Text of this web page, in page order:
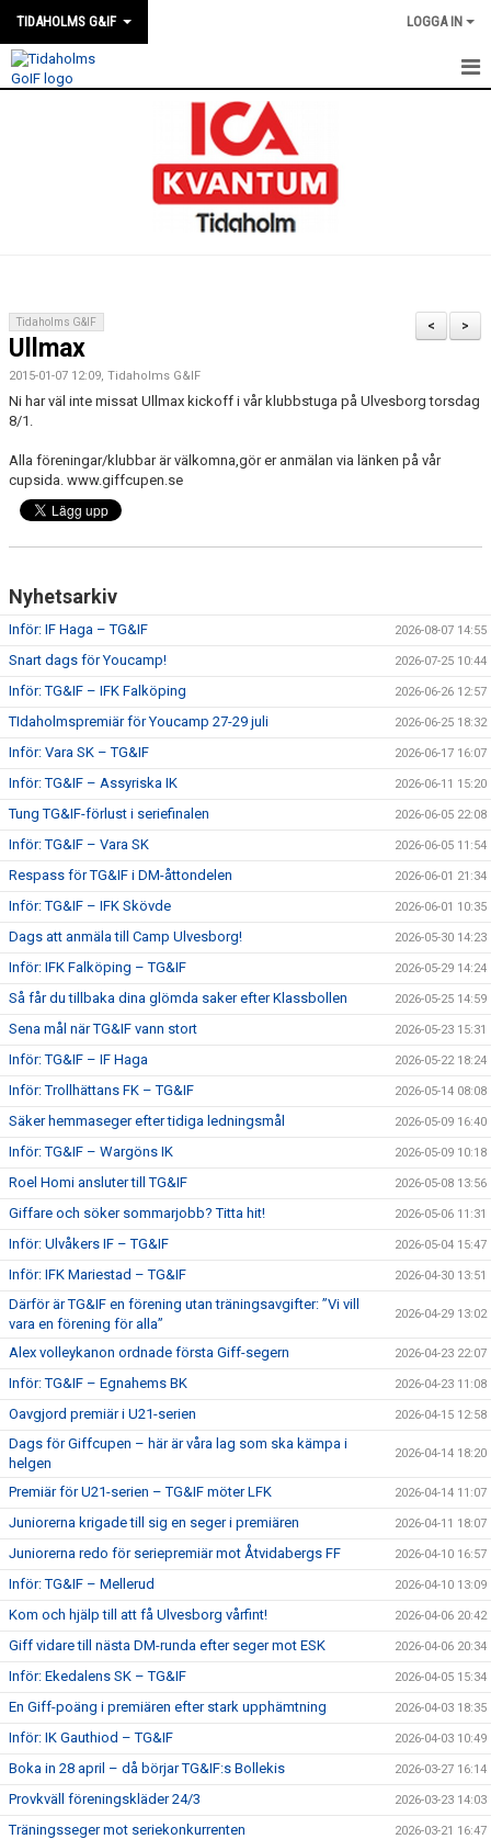
TIDAHOLMS G&IF LOGGA IN
FÖRENINGEN
SOUVENIRER
MATCHER
PLANSCHEMA
>
<
Tidaholms G&IF
Ullmax
2015-01-07 12:09, Tidaholms G&IF
Ni har väl inte missat Ullmax kickoff i vår klubbstuga på Ulvesborg torsdag
8/1.
Alla föreningar/klubbar är välkomna,gör er anmälan via länken på vår
cupsida. www.giffcupen.se
Nyhetsarkiv
Inför: IF Haga – TG&IF 2026-08-07 14:55
Snart dags för Youcamp! 2026-07-25 10:44
Inför: TG&IF – IFK Falköping 2026-06-26 12:57
TIdaholmspremiär för Youcamp 27-29 juli 2026-06-25 18:32
Inför: Vara SK – TG&IF 2026-06-17 16:07
Inför: TG&IF – Assyriska IK 2026-06-11 15:20
Tung TG&IF-förlust i seriefinalen 2026-06-05 22:08
Inför: TG&IF – Vara SK 2026-06-05 11:54
Respass för TG&IF i DM-åttondelen 2026-06-01 21:34
Inför: TG&IF – IFK Skövde 2026-06-01 10:35
Dags att anmäla till Camp Ulvesborg! 2026-05-30 14:23
Inför: IFK Falköping – TG&IF 2026-05-29 14:24
Så får du tillbaka dina glömda saker efter Klassbollen 2026-05-25 14:59
Sena mål när TG&IF vann stort 2026-05-23 15:31
Inför: TG&IF – IF Haga 2026-05-22 18:24
Inför: Trollhättans FK – TG&IF 2026-05-14 08:08
Säker hemmaseger efter tidiga ledningsmål 2026-05-09 16:40
Inför: TG&IF – Wargöns IK 2026-05-09 10:18
Roel Homi ansluter till TG&IF 2026-05-08 13:56
Giffare och söker sommarjobb? Titta hit! 2026-05-06 11:31
Inför: Ulvåkers IF – TG&IF 2026-05-04 15:47
Inför: IFK Mariestad – TG&IF 2026-04-30 13:51
Därför är TG&IF en förening utan träningsavgifter: ”Vi vill
vara en förening för alla”
2026-04-29 13:02
Alex volleykanon ordnade första Giff-segern 2026-04-23 22:07
Inför: TG&IF – Egnahems BK 2026-04-23 11:08
Oavgjord premiär i U21-serien 2026-04-15 12:58
Dags för Giffcupen – här är våra lag som ska kämpa i
helgen
2026-04-14 18:20
Premiär för U21-serien – TG&IF möter LFK 2026-04-14 11:07
Juniorerna krigade till sig en seger i premiären 2026-04-11 18:07
Juniorerna redo för seriepremiär mot Åtvidabergs FF 2026-04-10 16:57
Inför: TG&IF – Mellerud 2026-04-10 13:09
Kom och hjälp till att få Ulvesborg vårfint! 2026-04-06 20:42
Giff vidare till nästa DM-runda efter seger mot ESK 2026-04-06 20:34
Inför: Ekedalens SK – TG&IF 2026-04-05 15:34
En Giff-poäng i premiären efter stark upphämtning 2026-04-03 18:35
Inför: IK Gauthiod – TG&IF 2026-04-03 10:49
Boka in 28 april – då börjar TG&IF:s Bollekis 2026-03-27 16:14
Provkväll föreningskläder 24/3 2026-03-23 14:03
Träningsseger mot seriekonkurrenten 2026-03-21 16:47